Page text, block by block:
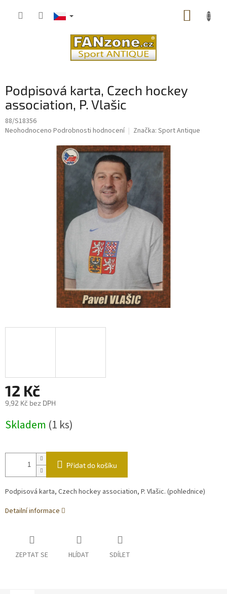
Podpisová karta, Czech hockey
association, P. Vlašic
88/S18356
Průměrné
Neohodnoceno Podrobnosti hodnocení Značka: Sport Antique
12 Kč
9,92 Kč bez DPH
cena:
Skladem (1 ks)
Přidat do košíku
Podpisová karta, Czech hockey association, P. Vlašic. (pohlednice)
Detailní informace
ZEPTAT SE HLÍDAT SDÍLET